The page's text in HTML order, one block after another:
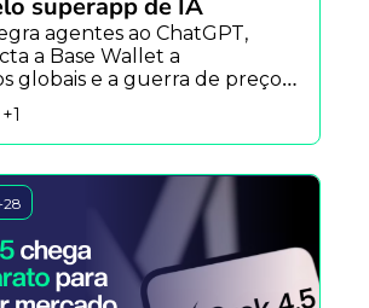
superapp de IA
agentes ao ChatGPT,
a Base Wallet a
globais e a guerra de preços
de IA se intensifica com